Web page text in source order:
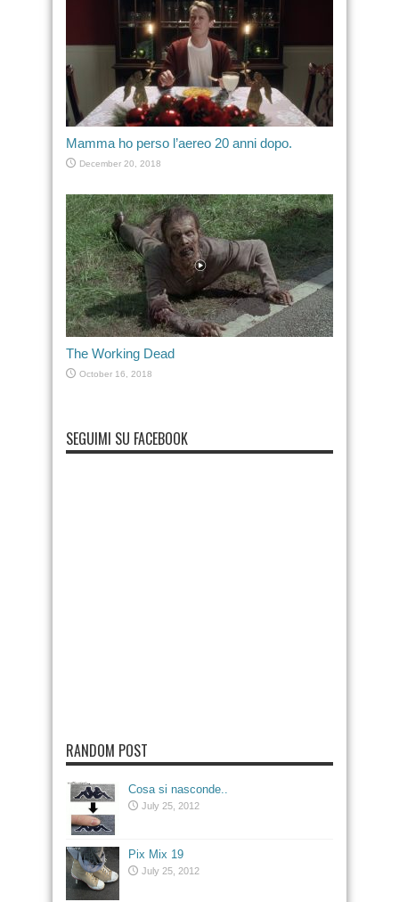
Mamma ho perso l’aereo 20 anni dopo.
December 20, 2018
The Working Dead
October 16, 2018
SEGUIMI SU FACEBOOK
RANDOM POST
Cosa si nasconde..
July 25, 2012
Pix Mix 19
July 25, 2012